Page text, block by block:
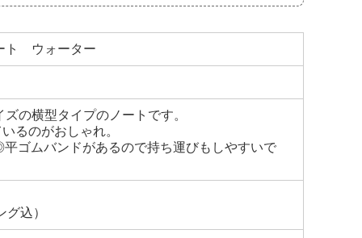
ト ウォーター
の横型タイプのノートです。
るのがおしゃれ。
ゴムバンドがあるので持ち運びもしやすいで
込）